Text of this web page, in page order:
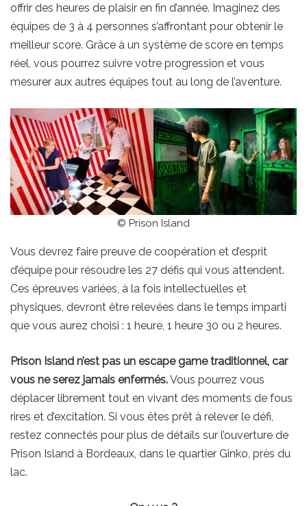
offrir des heures de plaisir en fin d’année. Imaginez des
équipes de 3 à 4 personnes s’affrontant pour obtenir le
meilleur score. Grâce à un système de score en temps
réel, vous pourrez suivre votre progression et vous
mesurer aux autres équipes tout au long de l’aventure.
© Prison Island
Vous devrez faire preuve de coopération et d’esprit
d’équipe pour résoudre les 27 défis qui vous attendent.
Ces épreuves variées, à la fois intellectuelles et
physiques, devront être relevées dans le temps imparti
que vous aurez choisi : 1 heure, 1 heure 30 ou 2 heures.
Prison Island n’est pas un escape game traditionnel, car
vous ne serez jamais enfermés.Vous pourrez vous
déplacer librement tout en vivant des moments de fous
rires et d’excitation. Si vous êtes prêt à relever le défi,
restez connectés pour plus de détails sur l’ouverture de
Prison Island à Bordeaux, dans le quartier Ginko, près du
lac.